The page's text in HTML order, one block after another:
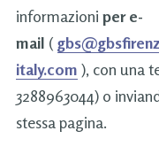
informazioni per e-
mail (
italy.com ), con una
3288963044) o
stessa pagina.